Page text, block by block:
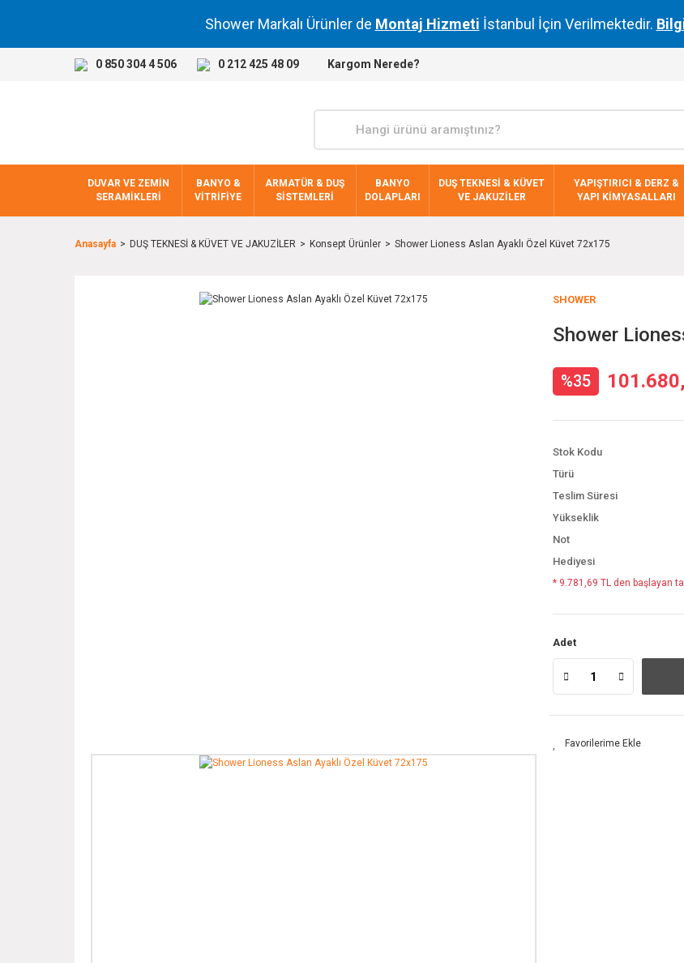
Shower Markalı Ürünler de Montaj Hizmeti İstanbul İçin Verilmektedir.
0 850 304 4 506 0 212 425 48 09 Kargom Nerede?
DUVAR VE ZEMİN
SERAMİKLERİ
BANYO &
VİTRİFİYE
ARMATÜR & DUŞ
SİSTEMLERİ
BANYO
DOLAPLARI
DUŞ TEKNESİ & KÜVET
VE JAKUZİLER
YAPIŞTIRICI & DERZ &
YAPI KİMYASALLARI
Anasayfa DUŞ TEKNESİ & KÜVET VE JAKUZİLER Konsept Ürünler Shower Lioness Aslan Ayaklı Özel Küvet 72x175
SHOWER
Shower
%35
Stok Kodu
Türü
Teslim Süresi
Yükseklik
Not
Hediyesi
* 9.781,69 TL den başlayan
Adet